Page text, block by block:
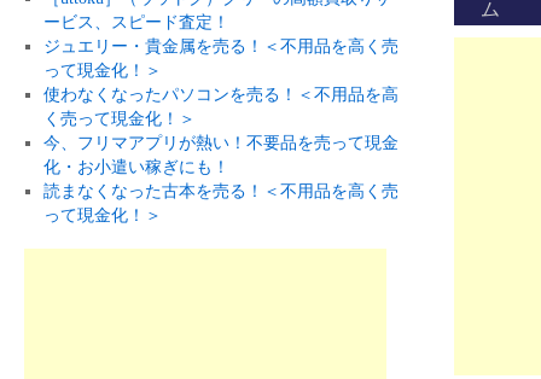
ム
ービス、スピード査定！
ジュエリー・貴金属を売る！＜不用品を高く売
って現金化！＞
使わなくなったパソコンを売る！＜不用品を高
く売って現金化！＞
今、フリマアプリが熱い！不要品を売って現金
化・お小遣い稼ぎにも！
読まなくなった古本を売る！＜不用品を高く売
って現金化！＞